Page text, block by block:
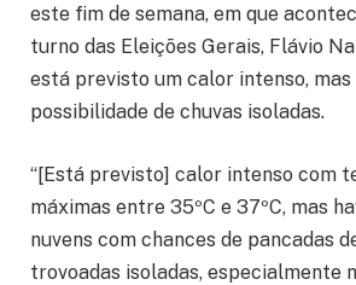
este fim de semana, em que
turno das Eleições Gerais, Flávio
está previsto um calor intenso, mas
possibilidade de chuvas isoladas.
“[Está previsto] calor intenso com
máximas entre 35ºC e 37ºC, mas
nuvens com chances de pancadas
trovoadas isoladas, especialmente